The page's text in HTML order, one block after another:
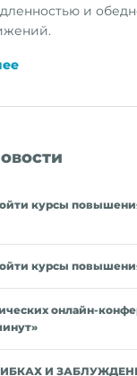
и
«Что
болезнь
курсы
курсы
онлайн-
И